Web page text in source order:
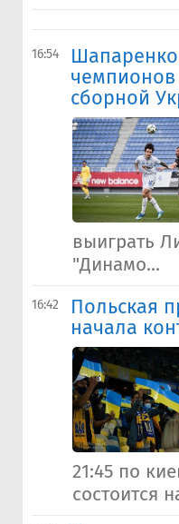
16:54
сборной
выиграть
"Динамо...
16:42
Польская
начала
21:45 по
состоится